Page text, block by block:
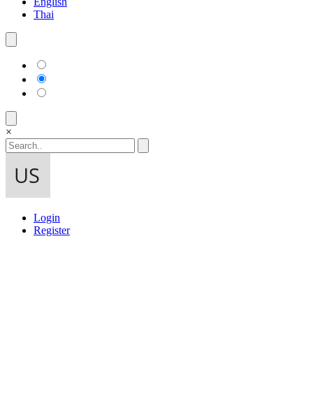
Thai
×
Login
Register